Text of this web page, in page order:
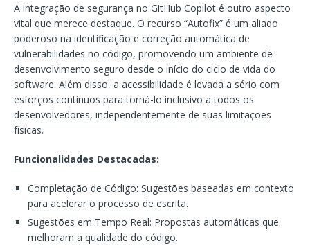
A integração de segurança no GitHub Copilot é outro aspecto
vital que merece destaque. O recurso “Autofix” é um aliado
poderoso na identificação e correção automática de
vulnerabilidades no código, promovendo um ambiente de
desenvolvimento seguro desde o início do ciclo de vida do
software. Além disso, a acessibilidade é levada a sério com
esforços contínuos para torná-lo inclusivo a todos os
desenvolvedores, independentemente de suas limitações
físicas.
Funcionalidades Destacadas:
Completação de Código: Sugestões baseadas em contexto
para acelerar o processo de escrita.
Sugestões em Tempo Real: Propostas automáticas que
melhoram a qualidade do código.